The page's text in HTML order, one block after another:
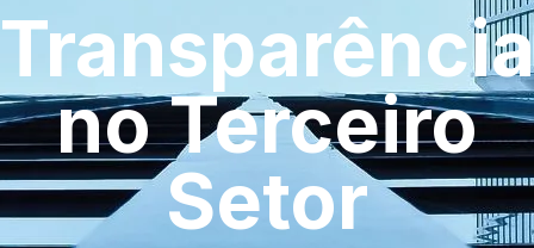
Transparência
no Terceiro
Setor